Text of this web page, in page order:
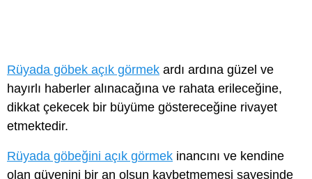
Rüyada göbek açık görmek ardı ardına güzel ve
hayırlı haberler alınacağına ve rahata erileceğine,
dikkat çekecek bir büyüme göstereceğine rivayet
etmektedir.
Rüyada göbeğini açık görmek inancını ve kendine
olan güvenini bir an olsun kaybetmemesi sayesinde